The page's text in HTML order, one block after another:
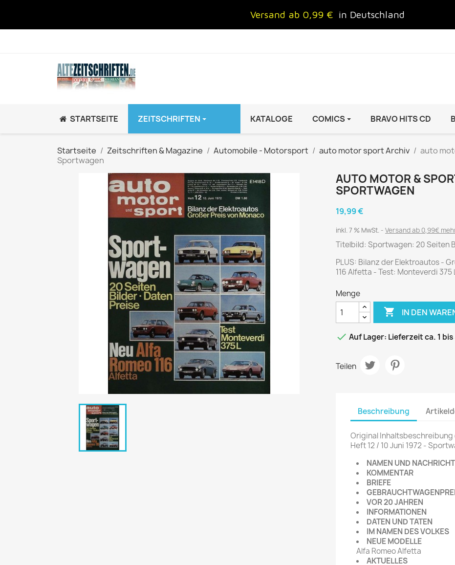
Versand ab 0,99 € in Deutschland
STARTSEITE ZEITSCHRIFTEN
JUGEND / KIND
BRAVO HipHop Special
BRAVO Zeitschrift
hey!
Mädchen
POP Rocky
Yam!
FRAUEN AUTO & MOTOR
auto motor sport Archiv
Autoprospekte &
Gute Fahrt
Klassik Motorrad
MO Zeitschrift
Motorrad Classic
Motorrad Zeitschrift
Oldtimer Markt
Programmhefte Rennen
Rallye Racing
REISE &
Mare
MERIAN
Guter
TAGES &
WOCHENZEITUNGEN
Bildzeitung
KATALOGE COMICS BRAVO HITS CD
Startseite Zeitschriften & Magazine Automobile - Motorsport auto motor sport Archiv
auto
Sportwagen
AUTO MOTOR &
SPORTWAGEN
19,99 €
inkl. 7 % MwSt. Versand ab 0,99€
Titelbild: Sportwagen: 20 Seiten
PLUS: Bilanz der Elektroautos -
116 Alfetta - Test: Monteverdi 375
Menge
 IN DEN
 Auf Lager: Lieferzeit ca. 1
Teilen
Beschreibung
Original
Heft 12 / 10 Juni 1972 -
NAMEN UND
KOMMENTAR
BRIEFE
VOR 20 JAHREN
INFORMATIONEN
DATEN UND TATEN
IM NAMEN DES VOLKES
NEUE MODELLE
Alfa Romeo Alfetta
AKTUELLES